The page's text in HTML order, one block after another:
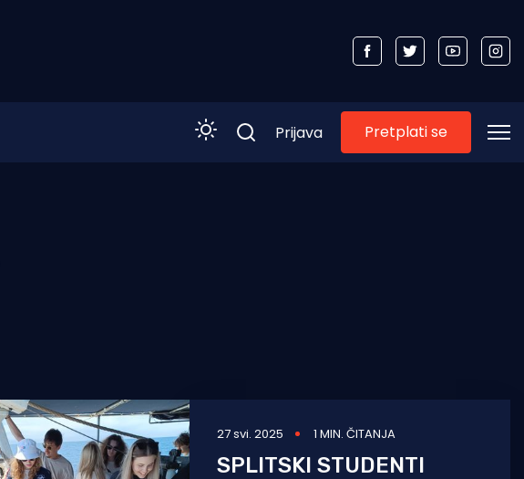
Prijava Pretplati se
27 svi. 2025 1 MIN. ČITANJA
SPLITSKI STUDENTI